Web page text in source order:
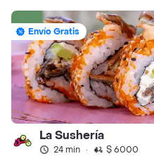
Envío Gratis
La Sushería
24 min · $ 6000